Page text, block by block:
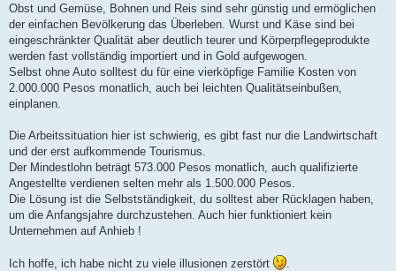
Obst und Gemüse, Bohnen und Reis sind sehr günstig und ermöglichen
der einfachen Bevölkerung das Überleben. Wurst und Käse sind bei
eingeschränkter Qualität aber deutlich teurer und Körperpflegeprodukte
werden fast vollständig importiert und in Gold aufgewogen.
Selbst ohne Auto solltest du für eine vierköpfige Familie Kosten von
2.000.000 Pesos monatlich, auch bei leichten Qualitätseinbußen,
einplanen.
Die Arbeitssituation hier ist schwierig, es gibt fast nur die Landwirtschaft
und der erst aufkommende Tourismus.
Der Mindestlohn beträgt 573.000 Pesos monatlich, auch qualifizierte
Angestellte verdienen selten mehr als 1.500.000 Pesos.
Die Lösung ist die Selbstständigkeit, du solltest aber Rücklagen haben,
um die Anfangsjahre durchzustehen. Auch hier funktioniert kein
Unternehmen auf Anhieb !
Ich hoffe, ich habe nicht zu viele illusionen zerstört